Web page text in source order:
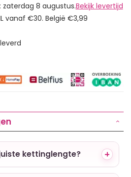
zaterdag 8 augustus.Bekijk levertijd
vanaf €30. België €3,99
kettinglengte?